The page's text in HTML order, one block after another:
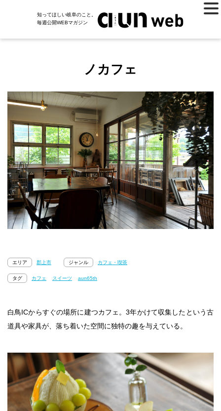
知ってほしい岐阜のこと。
毎週公開WEBマガジン
ノカフェ
エリア 郡上市 ジャンル カフェ・喫茶
タグ カフェ スイーツ aun65th
白鳥ICからすぐの場所に建つカフェ。3年かけて収集したという古
道具や家具が、落ち着いた空間に独特の趣を与えている。